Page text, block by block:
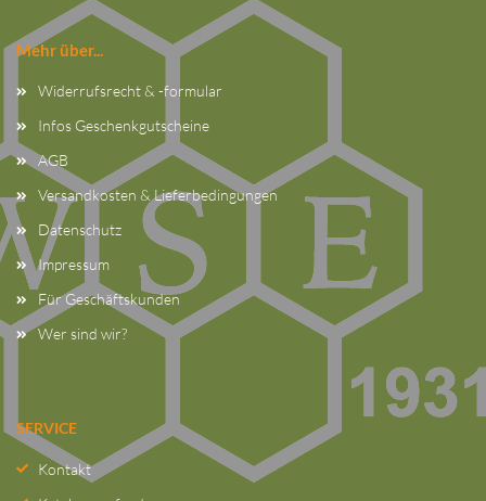
Mehr über...
Widerrufsrecht & -formular
Infos Geschenkgutscheine
AGB
Versandkosten & Lieferbedingungen
Datenschutz
Impressum
Für Geschäftskunden
Wer sind wir?
SERVICE
Kontakt